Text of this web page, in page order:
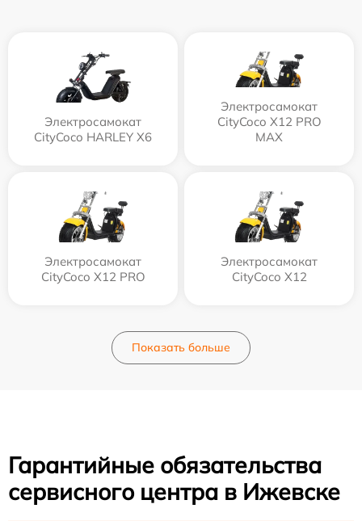
Электросамокат
CityCoco HARLEY X6
Электросамокат
CityCoco X12 PRO
MAX
Электросамокат
CityCoco X12 PRO
Электросамокат
CityCoco X12
Показать больше
Гарантийные обязательства
сервисного центра в Ижевске